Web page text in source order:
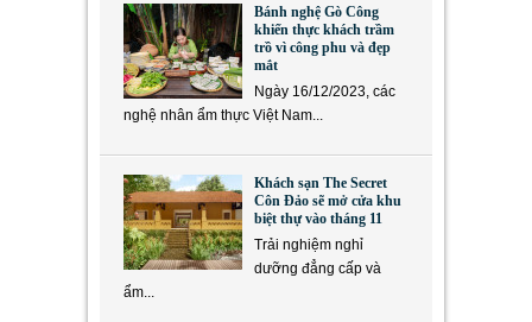
Bánh nghệ Gò Công
khiến thực khách trầm
trồ vì công phu và đẹp
mắt
Ngày 16/12/2023, các
nghệ nhân ẩm thực Việt Nam...
Khách sạn The Secret
Côn Đảo sẽ mở cửa khu
biệt thự vào tháng 11
Trải nghiệm nghỉ
dưỡng đẳng cấp và
ẩm...